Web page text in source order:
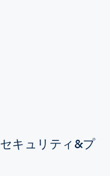
キュリティ&プ